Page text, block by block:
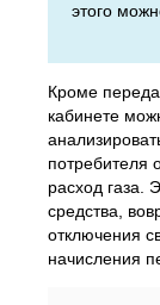
этого
Кроме
кабинете
потребителя
расход газа.
средства,
отключения
начисления